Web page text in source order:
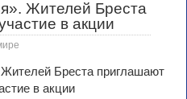
Жителей Бреста
в акции